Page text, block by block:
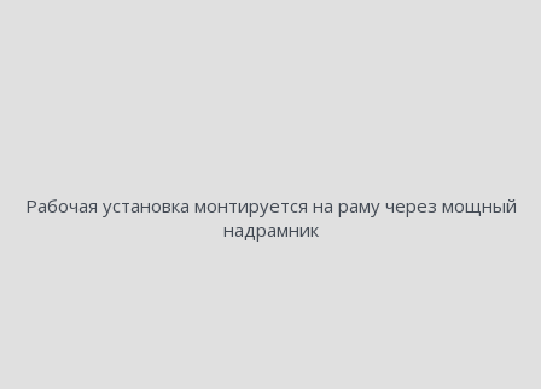
Рабочая установка монтируется на раму через мощный
надрамник